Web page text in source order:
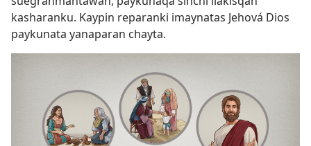
kasharanku. Kaypin reparanki imaynatas Jehová Dios
paykunata yanaparan chayta.